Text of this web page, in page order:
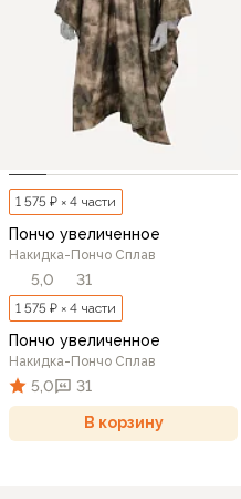
1 575 ₽ × 4 части
Пончо увеличенное
Накидка-Пончо Сплав
5,0 31
1 575 ₽ × 4 части
Пончо увеличенное
Накидка-Пончо Сплав
5,0 31
В корзину